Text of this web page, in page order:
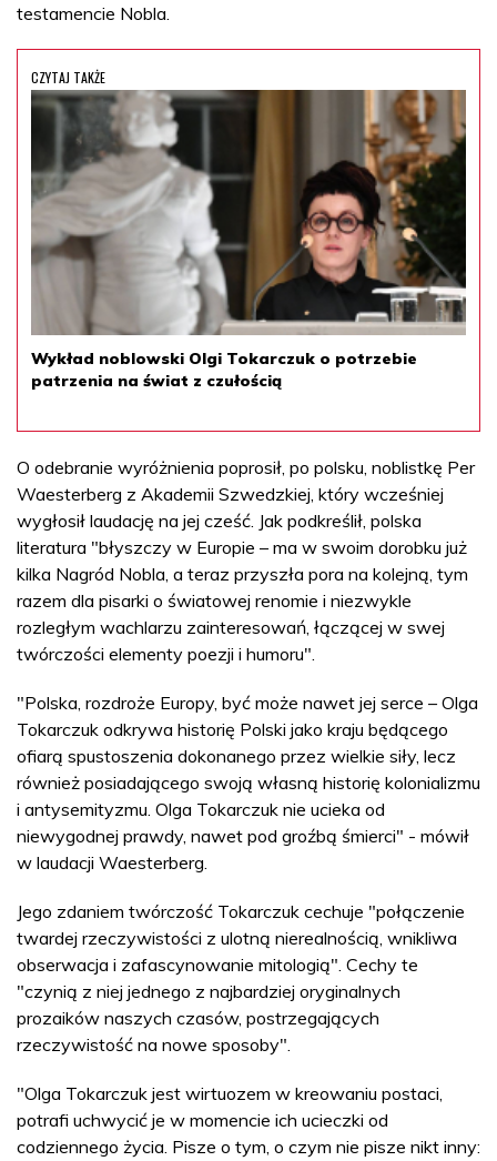
testamencie Nobla.
CZYTAJ TAKŻE
Wykład noblowski Olgi Tokarczuk o potrzebie
patrzenia na świat z czułością
O odebranie wyróżnienia poprosił, po polsku, noblistkę Per
Waesterberg z Akademii Szwedzkiej, który wcześniej
wygłosił laudację na jej cześć. Jak podkreślił, polska
literatura "błyszczy w Europie – ma w swoim dorobku już
kilka Nagród Nobla, a teraz przyszła pora na kolejną, tym
razem dla pisarki o światowej renomie i niezwykle
rozległym wachlarzu zainteresowań, łączącej w swej
twórczości elementy poezji i humoru".
"Polska, rozdroże Europy, być może nawet jej serce – Olga
Tokarczuk odkrywa historię Polski jako kraju będącego
ofiarą spustoszenia dokonanego przez wielkie siły, lecz
również posiadającego swoją własną historię kolonializmu
i antysemityzmu. Olga Tokarczuk nie ucieka od
niewygodnej prawdy, nawet pod groźbą śmierci" - mówił
w laudacji Waesterberg.
Jego zdaniem twórczość Tokarczuk cechuje "połączenie
twardej rzeczywistości z ulotną nierealnością, wnikliwa
obserwacja i zafascynowanie mitologią". Cechy te
"czynią z niej jednego z najbardziej oryginalnych
prozaików naszych czasów, postrzegających
rzeczywistość na nowe sposoby".
"Olga Tokarczuk jest wirtuozem w kreowaniu postaci,
potrafi uchwycić je w momencie ich ucieczki od
codziennego życia. Pisze o tym, o czym nie pisze nikt inny: